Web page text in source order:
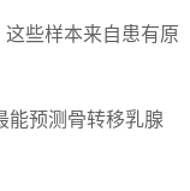
些样本来自患有原
能预测骨转移乳腺